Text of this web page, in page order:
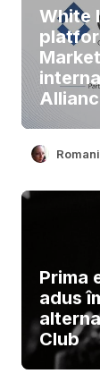
White
Prima
adus
Club